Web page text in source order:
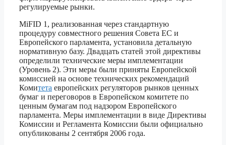
регулируемые рынки.
MiFID 1, реализованная через стандартную
процедуру совместного решения Совета ЕС и
Европейского парламента, установила детальную
нормативную базу. Двадцать статей этой директивы
определили технические меры имплементации
(Уровень 2). Эти меры были приняты Европейской
комиссией на основе технических рекомендаций
Комитета европейских регуляторов рынков ценных
бумаг и переговоров в Европейском комитете по
ценным бумагам под надзором Европейского
парламента. Меры имплементации в виде Директивы
Комиссии и Регламента Комиссии были официально
опубликованы 2 сентября 2006 года.